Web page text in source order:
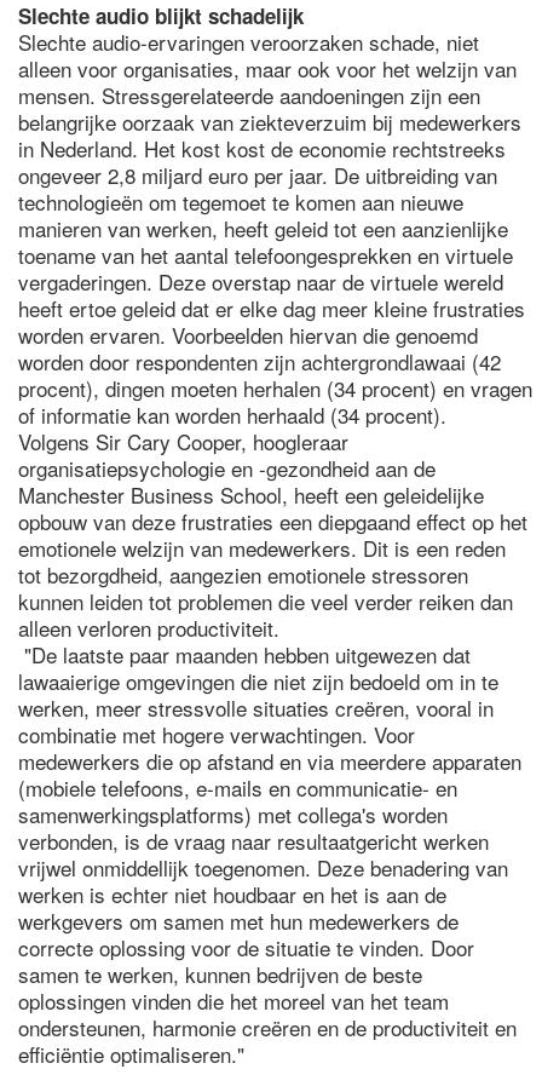
Slechte audio blijkt schadelijk
Slechte audio-ervaringen veroorzaken schade, niet
alleen voor organisaties, maar ook voor het welzijn van
mensen. Stressgerelateerde aandoeningen zijn een
belangrijke oorzaak van ziekteverzuim bij medewerkers
in Nederland. Het kost kost de economie rechtstreeks
ongeveer 2,8 miljard euro per jaar. De uitbreiding van
technologieën om tegemoet te komen aan nieuwe
manieren van werken, heeft geleid tot een aanzienlijke
toename van het aantal telefoongesprekken en virtuele
vergaderingen. Deze overstap naar de virtuele wereld
heeft ertoe geleid dat er elke dag meer kleine frustraties
worden ervaren. Voorbeelden hiervan die genoemd
worden door respondenten zijn achtergrondlawaai (42
procent), dingen moeten herhalen (34 procent) en vragen
of informatie kan worden herhaald (34 procent).
Volgens Sir Cary Cooper, hoogleraar
organisatiepsychologie en -gezondheid aan de
Manchester Business School, heeft een geleidelijke
opbouw van deze frustraties een diepgaand effect op het
emotionele welzijn van medewerkers. Dit is een reden
tot bezorgdheid, aangezien emotionele stressoren
kunnen leiden tot problemen die veel verder reiken dan
alleen verloren productiviteit.
"De laatste paar maanden hebben uitgewezen dat
lawaaierige omgevingen die niet zijn bedoeld om in te
werken, meer stressvolle situaties creëren, vooral in
combinatie met hogere verwachtingen. Voor
medewerkers die op afstand en via meerdere apparaten
(mobiele telefoons, e-mails en communicatie- en
samenwerkingsplatforms) met collega's worden
verbonden, is de vraag naar resultaatgericht werken
vrijwel onmiddellijk toegenomen. Deze benadering van
werken is echter niet houdbaar en het is aan de
werkgevers om samen met hun medewerkers de
correcte oplossing voor de situatie te vinden. Door
samen te werken, kunnen bedrijven de beste
oplossingen vinden die het moreel van het team
ondersteunen, harmonie creëren en de productiviteit en
efficiëntie optimaliseren."